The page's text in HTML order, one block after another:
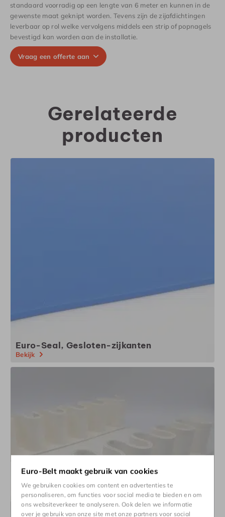
Euro-Belt maakt gebruik van cookies
We gebruiken cookies om content en advertenties te
personaliseren, om functies voor social media te bieden en om
ons websiteverkeer te analyseren. Ook delen we informatie
over je gebruik van onze site met onze partners voor social
standaard voorradig op een lengte van 6 meter en kunnen in de
gewenste maat geknipt worden. Tevens zijn de zijafdichtingen
leverbaar op rol welke vervolgens middels een strip of popnagels
bevestigd kan worden aan de installatie.
Vraag een offerte aan
Gerelateerde
producten
Euro-Seal, Gesloten-zijkanten
Bekijk